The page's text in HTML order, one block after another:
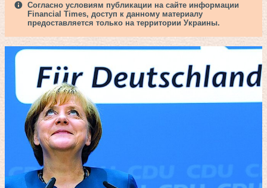
Согласно условиям публикации на сайте информации
Financial Times, доступ к данному материалу
предоставляется только на территории Украины.